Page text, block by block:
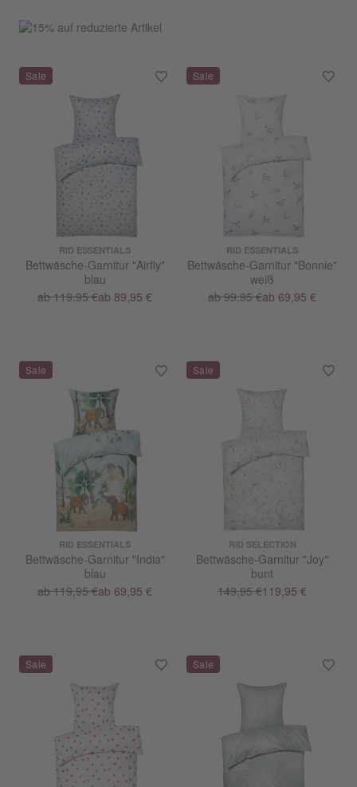
RID ESSENTIALS
Bettwäsche-Garnitur "Airfly"
blau
ab 119,95 €ab 89,95 €
RID ESSENTIALS
Bettwäsche-Garnitur "Bonnie"
weiß
ab 99,95 €ab 69,95 €
RID ESSENTIALS
Bettwäsche-Garnitur "India"
blau
ab 119,95 €ab 69,95 €
RID SELECTION
Bettwäsche-Garnitur "Joy"
bunt
149,95 €119,95 €